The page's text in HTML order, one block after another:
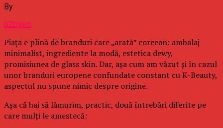
By
b2bseo
Piața e plină de branduri care „arată” coreean: ambalaj
minimalist, ingrediente la modă, estetica dewy,
promisiunea de glass skin. Dar, așa cum am văzut și în cazul
unor branduri europene confundate constant cu K-Beauty,
aspectul nu spune nimic despre origine.
Așa că hai să lămurim, practic, două întrebări diferite pe
care mulți le amestecă: